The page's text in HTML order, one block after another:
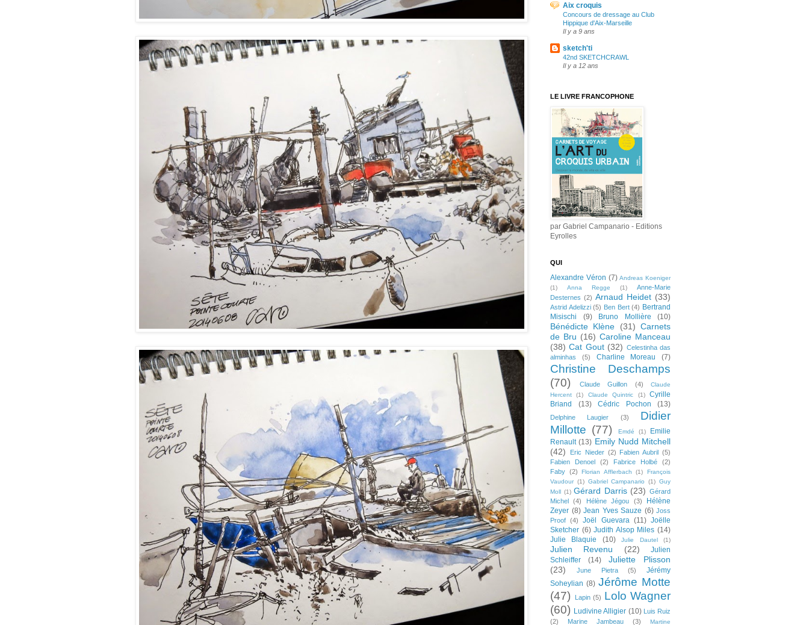
Aix croquis
Concours de dressage au Club
Hippique d'Aix-Marseille
Il y a 9 ans
sketch'ti
42nd SKETCHCRAWL
Il y a 12 ans
LE LIVRE FRANCOPHONE
par Gabriel Campanario - Editions
Eyrolles
QUI
Alexandre Véron (7) Andreas Koeniger
(1)
Anna Regge (1)
Anne-Marie
Desternes (2) Arnaud Heidet (33)
Astrid Adelizzi (5) Ben Bert (4) Bertrand
Misischi
(9) Bruno Mollière (10)
Bénédicte Klène (31) Carnets
de Bru (16) Caroline Manceau
(38) Cat Gout (32) Celestinha das
alminhas
(5) Charline Moreau (7)
Christine Deschamps
(70)
Claude Guillon (4)
Claude
Hercent
(1) Claude Quintric (1)
Cyrille
Briand
(13) Cédric Pochon (13)
Delphine Laugier (3)
Didier
Millotte (77) Emdé (1)
Emilie
Renault (13) Emily Nudd Mitchell
(42)
Eric Nieder (2) Fabien Aubril (5)
Fabien Denoel
(2) Fabrice Holbé
(2)
Faby (2) Florian Afflerbach (1)
François
Vaudour (1) Gabriel Campanario (1) Guy
Moll (1) Gérard Darris (23) Gérard
Michel
(4) Hélène Jégou (3)
Hélène
Zeyer (8) Jean Yves Sauze (6) Joss
Proof
(4) Joël Guevara (11) Joëlle
Sketcher (6) Judith Alsop Miles (14)
Julie Blaquie
(10) Julie Dautel (1)
Julien Revenu (22)
Julien
Schleiffer
(14)
Juliette Plisson
(23)
June Pietra (5)
Jérémy
Soheylian (8) Jérôme Motte
(47)
Lapin (5) Lolo Wagner
(60) Ludivine Alligier (10) Luis Ruiz
(2)
Marine Jambeau (3) Martine